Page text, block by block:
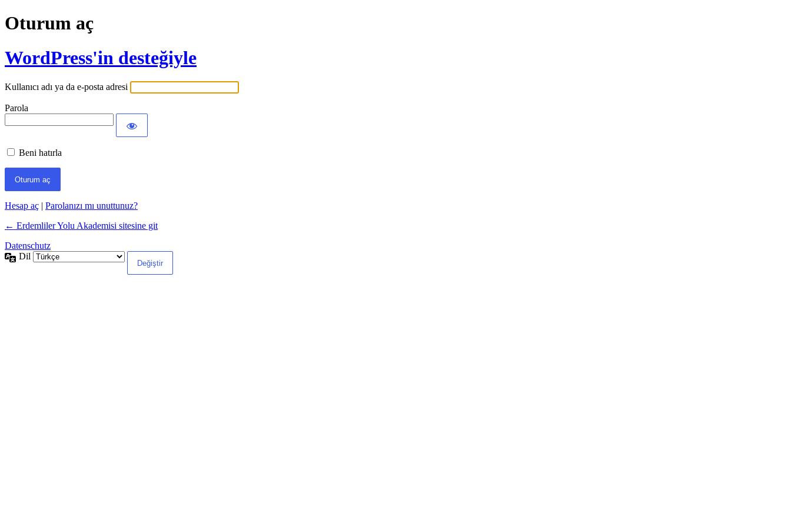
Oturum aç
WordPress'in desteğiyle
Kullanıcı adı ya da e-posta adresi
Parola
Beni hatırla
Hesap aç | Parolanızı mı unuttunuz?
← Erdemliler Yolu Akademisi sitesine git
Datenschutz
Dil